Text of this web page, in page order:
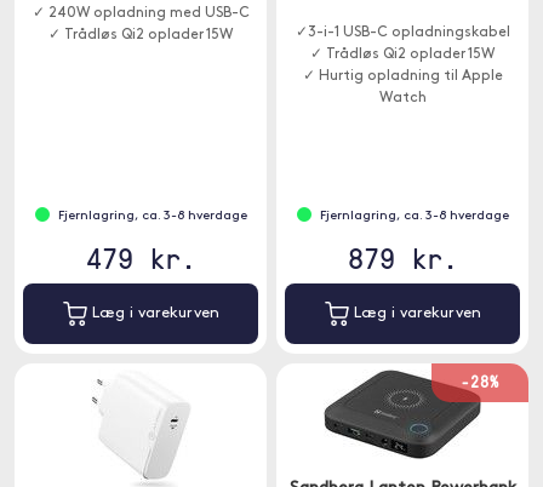
✓ 240W opladning med USB-C
✓ Trådløs Qi2 oplader 15W
Fjernlagring, ca. 3-8 hverdage
479 kr.
Læg i varekurven
✓3-i-1 USB-C opladningskabel
✓ Trådløs Qi2 oplader 15W
✓ Hurtig opladning til Apple
Watch
Fjernlagring, ca. 3-8 hverdage
879 kr.
Læg i varekurven
-28%